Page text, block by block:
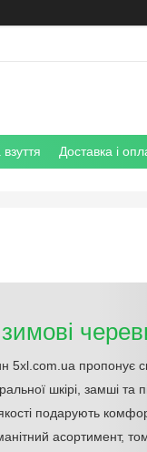
Доставка і
зимові
5xl.com.ua пропонує
шкірі, замші та
подарують
асортимент,